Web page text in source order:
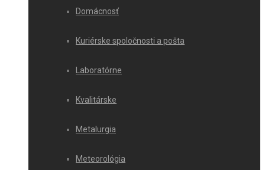
Domácnosť
Kuriérske spoločnosti a pošta
Laboratórne
Kvalitárske
Metalurgia
Meteorológia